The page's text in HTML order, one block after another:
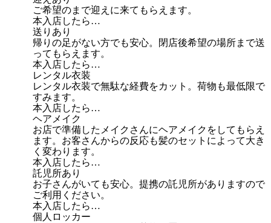
ご希望のまで迎えに来てもらえます。
本入店したら…
送りあり
帰りの足がない方でも安心。閉店後希望の場所まで送
ってもらえます。
本入店したら…
レンタル衣装
レンタル衣装で無駄な経費をカット。荷物も最低限で
すみます。
本入店したら…
ヘアメイク
お店で準備したメイクさんにヘアメイクをしてもらえ
ます。お客さんからの反応も髪のセットによって大き
く変わります。
本入店したら…
託児所あり
お子さんがいても安心。提携の託児所がありますので
ご利用ください。
本入店したら…
個人ロッカー